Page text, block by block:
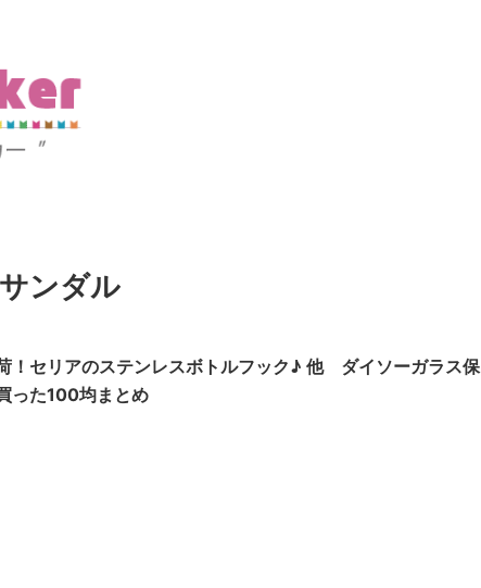
ンダル
！セリアのステンレスボトルフック♪ 他 ダイソーガラス保
った100均まとめ